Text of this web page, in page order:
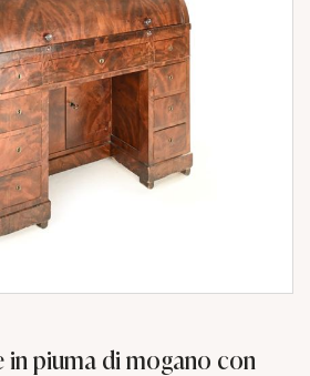
in piuma di mogano con